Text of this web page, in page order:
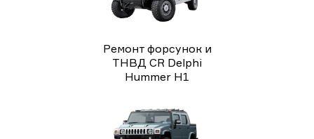
Ремонт форсунок и
ТНВД CR Delphi
Hummer H1